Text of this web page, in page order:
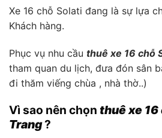
Xe 16 chỗ Solati đang là sự lựa
Khách hàng.
Phục vụ nhu cầu thuê xe 16 chỗ
tham quan du lịch, đưa đón sân
đi thăm viếng chùa , nhà thờ..)
Vì sao nên chọn thuê xe 16
Trang?